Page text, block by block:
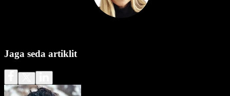
Jaga seda artiklit